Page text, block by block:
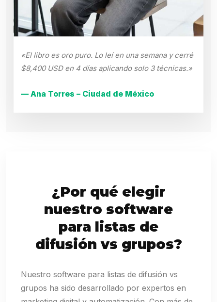
«El libro es oro puro. Lo leí en una semana y cerré
$8,400 USD en 4 días aplicando solo 3 técnicas.»
— Ana Torres – Ciudad de México
¿Por qué elegir
nuestro software
para listas de
difusión vs grupos?
Nuestro software para listas de difusión vs
grupos ha sido desarrollado por expertos en